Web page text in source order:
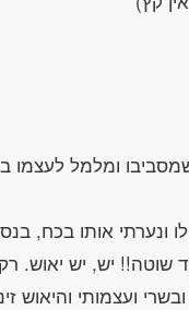
ומלמל לעצמו
ועצמותי והיאוש